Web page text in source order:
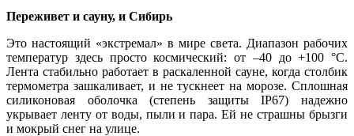
Переживет и сауну, и Сибирь
Это настоящий «экстремал» в мире света. Диапазон рабочих
температур здесь просто космический: от –40 до +100 °C.
Лента стабильно работает в раскаленной сауне, когда столбик
термометра зашкаливает, и не тускнеет на морозе. Сплошная
силиконовая оболочка (степень защиты IP67) надежно
укрывает ленту от воды, пыли и пара. Ей не страшны брызги
и мокрый снег на улице.